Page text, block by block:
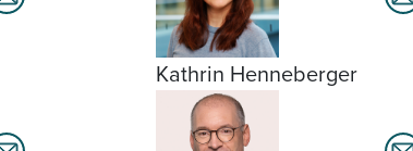
Kathrin Henneberger